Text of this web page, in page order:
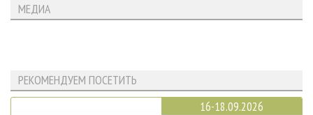
МЕДИА
РЕКОМЕНДУЕМ ПОСЕТИТЬ
16-18.09.2026